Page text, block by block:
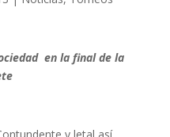
en la final de la